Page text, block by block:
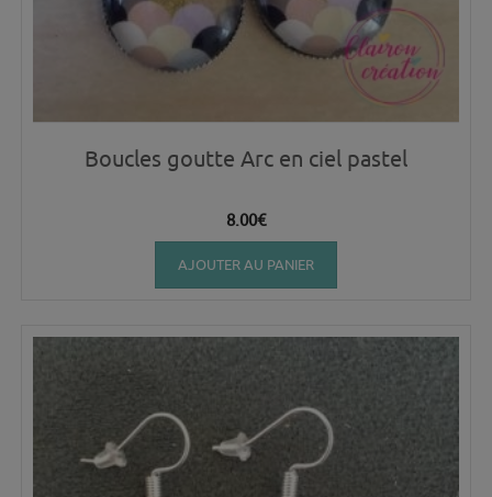
Boucles goutte Arc en ciel pastel
8.00€
AJOUTER AU PANIER